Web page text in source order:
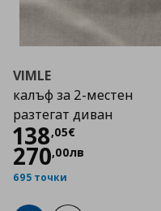
VIMLE
калъф за 2-местен
разтегат диван
138,05€
Цена
270,00лв
695 точки